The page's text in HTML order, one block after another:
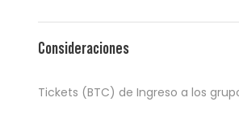
Consideraciones
Tickets (BTC) de Ingreso a los